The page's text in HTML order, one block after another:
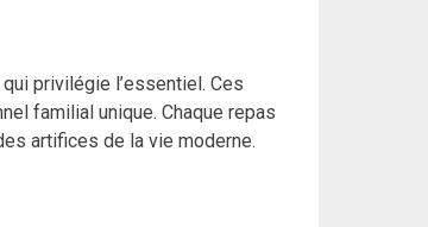
privilégie l’essentiel. Ces
familial unique. Chaque repas
artifices de la vie moderne.